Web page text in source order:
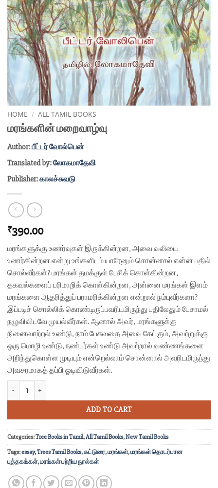
HOME / ALL TAMIL BOOKS
மரங்களின் மறைவாழ்வு
Author:பீட்டர் வோல்பென்
Translated by:லோகமாதேவி
Publisher:காலச்சுவடு
₹390.00
மரங்களுக்கு உணர்வுகள் இருக்கின்றன, அவை வலியை
உணர்கின்றன என்று உங்களிடம் யாரேனும் சொன்னால் என்ன பதில்
சொல்வீர்கள்? மரங்கள் தமக்குள் பேசிக் கொள்கின்றன,
தகவல்களைப் பரிமாறிக் கொள்கின்றன, அன்னை மரங்கள் இளம்
மரங்களை ஆதரித்துப் பராமரிக்கின்றன என்றால் நம்புவீர்களா?
இப்படிச் சொல்லிக் கொண்டிருப்பவரிடமிருந்து பதிலேதும் பேசாமல்
நழுவிவிடவே முயல்வீர்கள். ஆனால் அவர், மரங்களுக்கு
நினைவாற்றல் உண்டு, நாம் பேசுவதை அவை கேட்கும், அவற்றுக்கு
ஒரு மொழி உண்டு, நண்பர்கள் உண்டு அவற்றால் வண்ணங்களை
அறிந்துகொள்ள முடியும் என்றெல்லாம் சொன்னால் அவரிடமிருந்து
அவசரமாகத் தப்பி ஓடிவிடுவீர்கள்.
ADD TO CART
Categories:Tree Books in Tamil,All Tamil Books,New Tamil Books
Tags:essay,Trees Tamil Books,கட்டுரை,மரங்கள்,மரங்கள் தொடர்பான
புத்தகங்கள்,மரங்கள் பற்றிய நூல்கள்